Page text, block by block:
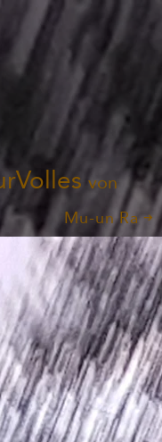
von
Mu-un Ra